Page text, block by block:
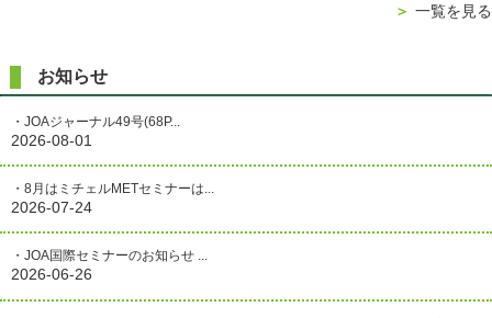
＞ 一覧を見る
お知らせ
・JOAジャーナル49号(68P...
2026-08-01
・8月はミチェルMETセミナーは...
2026-07-24
・JOA国際セミナーのお知らせ ...
2026-06-26